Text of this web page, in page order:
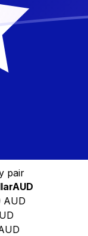
pair
AUD
AUD